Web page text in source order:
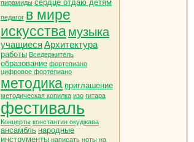
пирамиды сердце отдаю детям
педагог в мире
искусствамузыка
учащиеся Архитектура
работы Вседержитель
образование фортепиано
цифровое фортепиано
методика приглашение
методическая копилка изо гитара
фестиваль
Концерты константин окуджава
ансамбль народные
инструменты написать ноты на